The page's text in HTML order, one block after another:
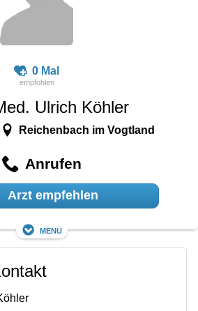
0 Mal
Ulrich Köhler
Reichenbach im Vogtland
Anrufen
Arzt empfehlen
Menü